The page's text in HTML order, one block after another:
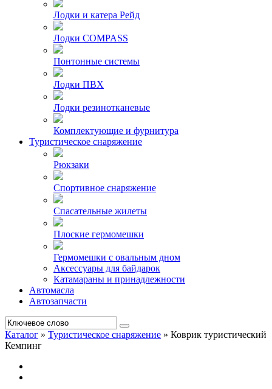
Лодки и катера Рейд
Лодки COMPASS
Понтонные системы
Лодки ПВХ
Лодки резинотканевые
Комплектующие и фурнитура
Туристическое снаряжение
Рюкзаки
Спортивное снаряжение
Спасательные жилеты
Плоские гермомешки
Гермомешки с овальным дном
Аксессуары для байдарок
Катамараны и принадлежности
Автомасла
Автозапчасти
Каталог » Туристическое снаряжение » Коврик туристический
Кемпинг